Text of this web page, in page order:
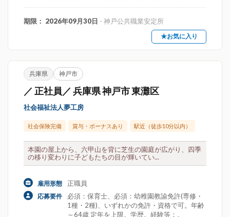
期限： 2026年09月30日 - 神戸公共職業安定所
★お気に入り
兵庫県 神戸市
／ 正社員／ 兵庫県 神戸市 東灘区
社会福祉法人夢工房
社会保険完備 賞与・ボーナスあり 駅近（徒歩10分以内）
本園の屋上から、六甲山を背に芝生の園庭が広がり、四季
の移り変わりに子どもたちの目が輝いてい...
雇用形態 正職員
応募要件
必須：保育士、必須：幼稚園教諭免許(専修・
1種・2種)、いずれかの免許・資格で可。年齢
～64歳 定年を上限。学歴。経験等：。